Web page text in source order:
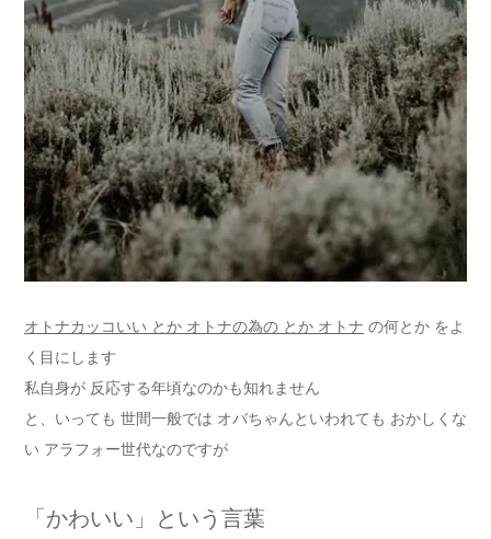
オトナカッコいい とか オトナの為の とか オトナ の何とか をよ
く目にします
私自身が 反応する年頃なのかも知れません
と、いっても 世間一般では オバちゃんといわれても おかしくな
い アラフォー世代なのですが
「かわいい」という言葉